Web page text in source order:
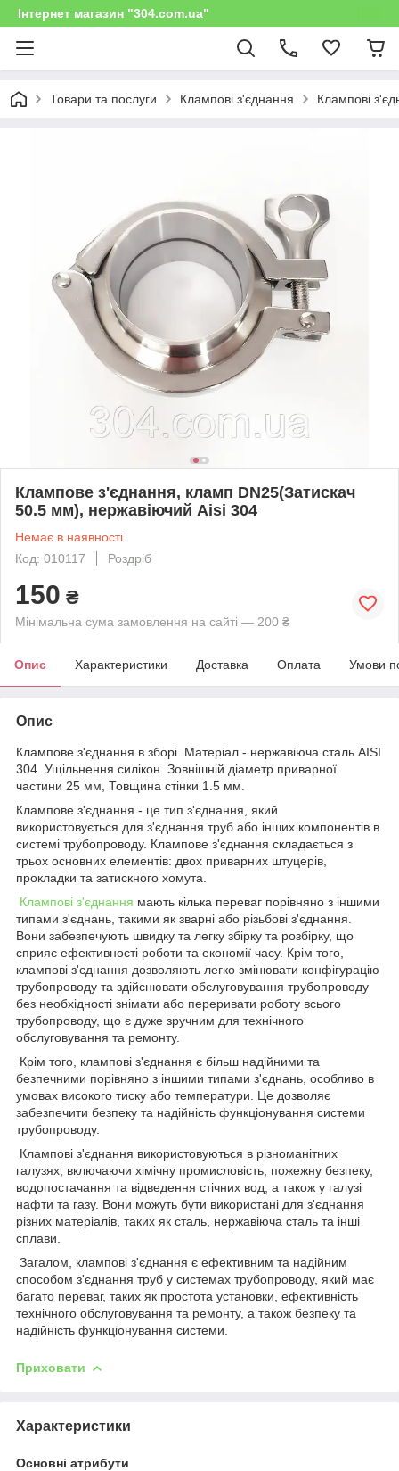
Інтернет магазин "304.com.ua"
Товари та послуги Клампові з'єднання Клампові
Клампове з'єднання, кламп DN25(Затискач
50.5 мм), нержавіючий Aisi 304
Немає в наявності
Код: 010117
Роздріб
150 ₴
Мінімальна сума замовлення на сайті — 200 ₴
Опис Характеристики Доставка Оплата Умови
Опис
Клампове з'єднання в зборі. Матеріал - нержавіюча сталь AISI
304. Ущільнення силікон. Зовнішній діаметр приварної
частини 25 мм, Товщина стінки 1.5 мм.
Клампове з'єднання - це тип з'єднання, який
використовується для з'єднання труб або інших компонентів в
системі трубопроводу. Клампове з'єднання складається з
трьох основних елементів: двох приварних штуцерів,
прокладки та затискного хомута.
Клампові з'єднання мають кілька переваг порівняно з іншими
типами з'єднань, такими як зварні або різьбові з'єднання.
Вони забезпечують швидку та легку збірку та розбірку, що
сприяє ефективності роботи та економії часу. Крім того,
клампові з'єднання дозволяють легко змінювати конфігурацію
трубопроводу та здійснювати обслуговування трубопроводу
без необхідності знімати або переривати роботу всього
трубопроводу, що є дуже зручним для технічного
обслуговування та ремонту.
Крім того, клампові з'єднання є більш надійними та
безпечними порівняно з іншими типами з'єднань, особливо в
умовах високого тиску або температури. Це дозволяє
забезпечити безпеку та надійність функціонування системи
трубопроводу.
Клампові з'єднання використовуються в різноманітних
галузях, включаючи хімічну промисловість, пожежну безпеку,
водопостачання та відведення стічних вод, а також у галузі
нафти та газу. Вони можуть бути використані для з'єднання
різних матеріалів, таких як сталь, нержавіюча сталь та інші
сплави.
Загалом, клампові з'єднання є ефективним та надійним
способом з'єднання труб у системах трубопроводу, який має
багато переваг, таких як простота установки, ефективність
технічного обслуговування та ремонту, а також безпеку та
надійність функціонування системи.
Приховати
Характеристики
Основні атрибути